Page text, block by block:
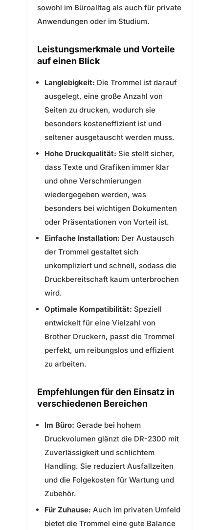
sowohl im Büroalltag als auch für private
Anwendungen oder im Studium.
Leistungsmerkmale und Vorteile
auf einen Blick
Langlebigkeit: Die Trommel ist darauf
ausgelegt, eine große Anzahl von
Seiten zu drucken, wodurch sie
besonders kosteneffizient ist und
seltener ausgetauscht werden muss.
Hohe Druckqualität: Sie stellt sicher,
dass Texte und Grafiken immer klar
und ohne Verschmierungen
wiedergegeben werden, was
besonders bei wichtigen Dokumenten
oder Präsentationen von Vorteil ist.
Einfache Installation: Der Austausch
der Trommel gestaltet sich
unkompliziert und schnell, sodass die
Druckbereitschaft kaum unterbrochen
wird.
Optimale Kompatibilität: Speziell
entwickelt für eine Vielzahl von
Brother Druckern, passt die Trommel
perfekt, um reibungslos und effizient
zu arbeiten.
Empfehlungen für den Einsatz in
verschiedenen Bereichen
Im Büro: Gerade bei hohem
Druckvolumen glänzt die DR-2300 mit
Zuverlässigkeit und schlichtem
Handling. Sie reduziert Ausfallzeiten
und die Folgekosten für Wartung und
Zubehör.
Für Zuhause: Auch im privaten Umfeld
bietet die Trommel eine gute Balance